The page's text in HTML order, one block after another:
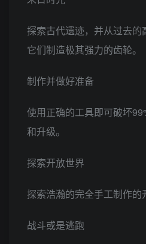
探索古代遗迹，并从过去
它们制造极其强力的齿轮。
制作并做好准备
使用正确的工具即可破坏
和升级。
探索开放世界
探索浩瀚的完全手工制作
战斗或是逃跑